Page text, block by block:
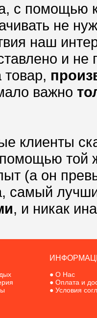
с помощью
не
наш
и не
товар,
важно
клиенты
той
(а он
самый
, и никак
● О Нас
● Оплата и
● Условия